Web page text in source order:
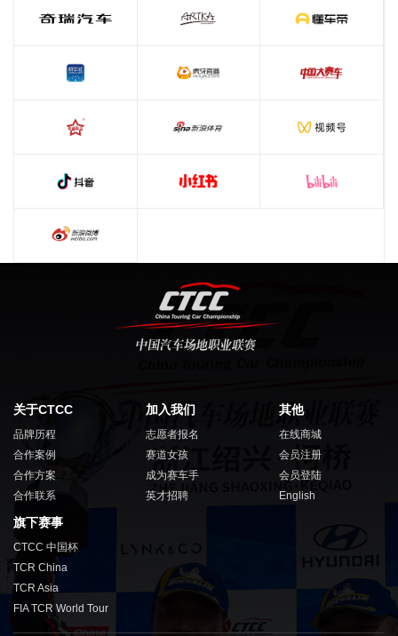
关于CTCC
品牌历程
合作案例
合作方案
合作联系
加入我们
志愿者报名
赛道女孩
成为赛车手
英才招聘
其他
在线商城
会员注册
会员登陆
English
旗下赛事
CTCC 中国杯
TCR China
TCR Asia
FIA TCR World Tour